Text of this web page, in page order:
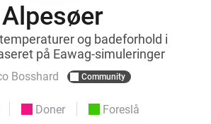
Alpesøer
og badeforhold i
på Eawag-simuleringer
Bosshard Community
Doner Foreslå